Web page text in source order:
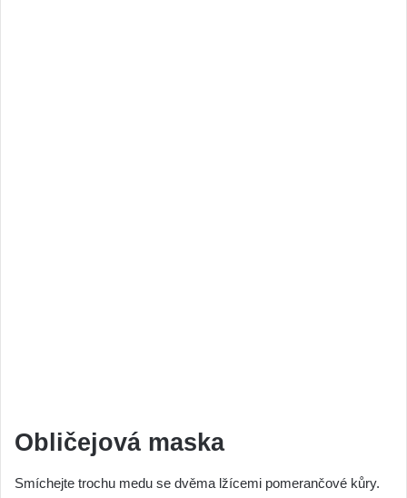
Obličejová maska
Smíchejte trochu medu se dvěma lžícemi pomerančové kůry.